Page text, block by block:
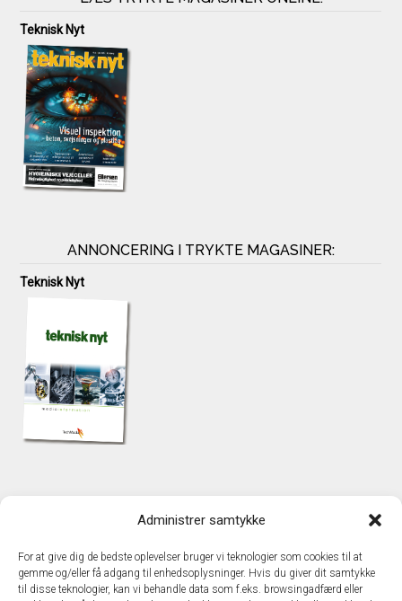
Administrer samtykke
For at give dig de bedste oplevelser bruger vi teknologier som cookies til at
gemme og/eller få adgang til enhedsoplysninger. Hvis du giver dit samtykke
til disse teknologier, kan vi behandle data som f.eks. browsingadfærd eller
Teknisk Nyt
ANNONCERING I TRYKTE MAGASINER:
Teknisk Nyt
TechMedia A/S
DK - 2600 Glostrup
www.techmedia.dk